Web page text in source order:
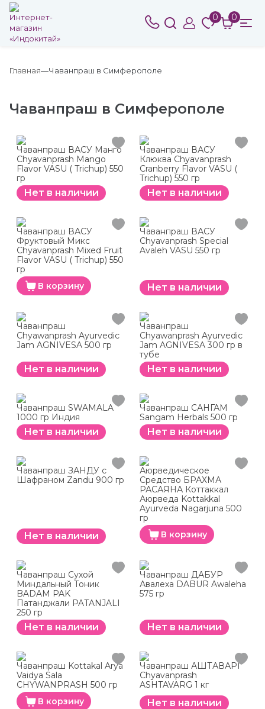
0 0
Главная Чаванпраш в Симферополе
Чаванпраш в Симферополе
Чаванпраш ВАСУ Манго
Chyavanprash Mango
Flavor VASU ( Trichup) 550
гр
Нет в наличии
Чаванпраш ВАСУ
Клюква Chyavanprash
Cranberry Flavor VASU (
Trichup) 550 гр
Нет в наличии
Чаванпраш ВАСУ
Фруктовый Микс
Chyavanprash Mixed Fruit
Flavor VASU ( Trichup) 550
гр
В корзину
Чаванпраш ВАСУ
Chyavanprash Special
Avaleh VASU 550 гр
Нет в наличии
Чаванпраш
Chyawanprash Ayurvedic
Jam AGNIVESA 500 гр
Нет в наличии
Чаванпраш
Chyawanprash Ayurvedic
Jam AGNIVESA 300 гр в
тубе
Нет в наличии
Чаванпраш SWAMALA
1000 гр Индия
Нет в наличии
Чаванпраш САНГАМ
Sangam Herbals 500 гр
Нет в наличии
Чаванпраш ЗАНДУ с
Шафраном Zandu 900 гр
Нет в наличии
Аюрведическое
Средство БРАХМА
РАСАЯНА Коттаккал
Аюрведа Kottakkal
Ayurveda Nagarjuna 500
гр
В корзину
Чаванпраш Сухой
Миндальный Тоник
BADAM PAK
Патанджали PATANJALI
250 гр
Нет в наличии
Чаванпраш ДАБУР
Авалеха DABUR Awaleha
575 гр
Нет в наличии
Чаванпраш Kottakal Arya
Vaidya Sala
CHYWANPRASH 500 гр
В корзину
Чаванпраш АШТАВАРГ
Chyavanprash
ASHTAVARG 1 кг
Нет в наличии